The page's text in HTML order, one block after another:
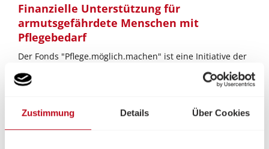
Zustimmung Details Über Cookies
Finanzielle Unterstützung für
armutsgefährdete Menschen mit
Pflegebedarf
Der Fonds "Pflege.möglich.machen" ist eine Initiative der
Volkshilfe mit dem Ziel, die Lebenssituation von
armutsgefährdeten Menschen mit Pflegebedarf durch